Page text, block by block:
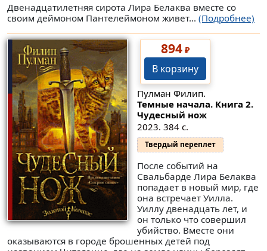
Двенадцатилетняя сирота Лира Белаква вместе со
своим деймоном Пантелеймоном живет... (Подробнее)
894₽
В корзину
Пулман Филип.
Темные начала. Книга 2.
Чудесный нож
2023. 384 с.
Твердый переплет
После событий на
Свальбарде Лира Белаква
попадает в новый мир, где
она встречает Уилла.
Уиллу двенадцать лет, и
он только что совершил
убийство. Вместе они
оказываются в городе брошенных детей под